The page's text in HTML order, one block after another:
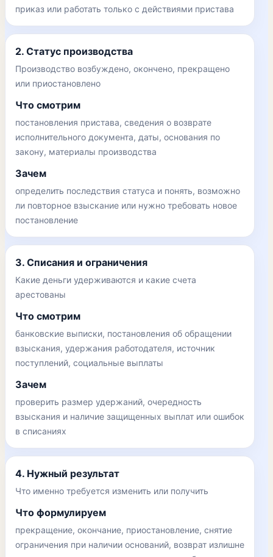
приказ или работать только с действиями пристава
2. Статус производства
Производство возбуждено, окончено, прекращено
или приостановлено
Что смотрим
постановления пристава, сведения о возврате
исполнительного документа, даты, основания по
закону, материалы производства
Зачем
определить последствия статуса и понять, возможно
ли повторное взыскание или нужно требовать новое
постановление
3. Списания и ограничения
Какие деньги удерживаются и какие счета
арестованы
Что смотрим
банковские выписки, постановления об обращении
взыскания, удержания работодателя, источник
поступлений, социальные выплаты
Зачем
проверить размер удержаний, очередность
взыскания и наличие защищенных выплат или ошибок
в списаниях
4. Нужный результат
Что именно требуется изменить или получить
Что формулируем
прекращение, окончание, приостановление, снятие
ограничения при наличии оснований, возврат излишне